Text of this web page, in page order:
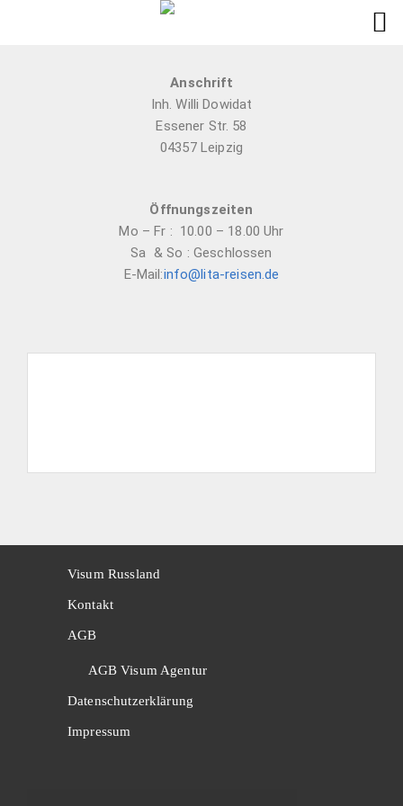
Anschrift
Inh. Willi Dowidat
Essener Str. 58
04357 Leipzig
Öffnungszeiten
Mo – Fr : 10.00 – 18.00 Uhr
Sa & So : Geschlossen
E-Mail:info@lita-reisen.de
Visum Russland
Kontakt
AGB
AGB Visum Agentur
Datenschutzerklärung
Impressum